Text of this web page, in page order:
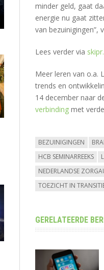
minder geld, gaat
energie nu gaat
van bezuinigingen”,
Lees verder via
Meer leren van o.a.
trends en
14 december naar
verbinding met
BEZUINIGINGEN
HCB SEMINARREEKS
NEDERLANDSE
TOEZICHT IN
GERELATEERDE